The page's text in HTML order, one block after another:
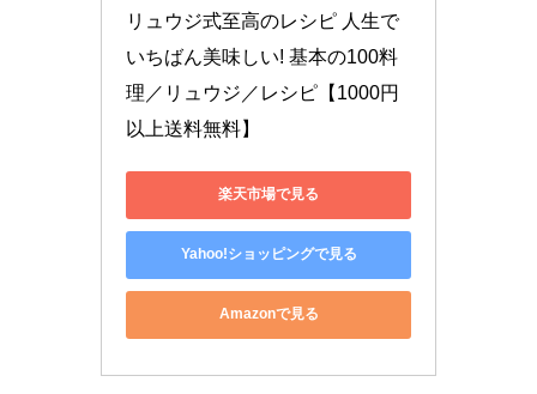
リュウジ式至高のレシピ 人生で
いちばん美味しい! 基本の100料
理／リュウジ／レシピ【1000円
以上送料無料】
楽天市場で見る
Yahoo!ショッピングで見る
Amazonで見る